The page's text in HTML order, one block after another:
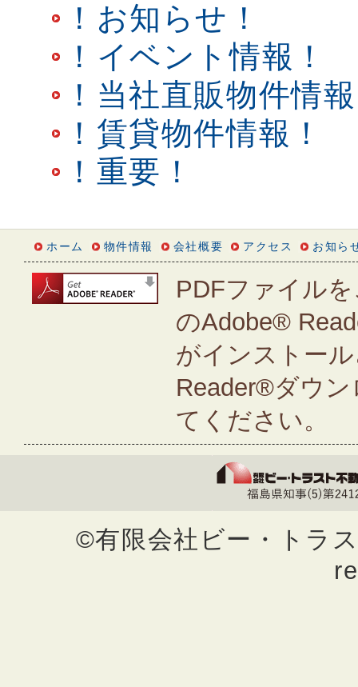
！お知らせ！
！イベント情報！
！当社直販物件情
！賃貸物件情報！
！重要！
ホーム 物件情報 会社概要 アクセス お知ら
PDFファイル
のAdobe®
がインストー
Reader®ダウ
てください。
©有限会社ビー・トラ